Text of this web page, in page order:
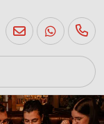
085
760
2556